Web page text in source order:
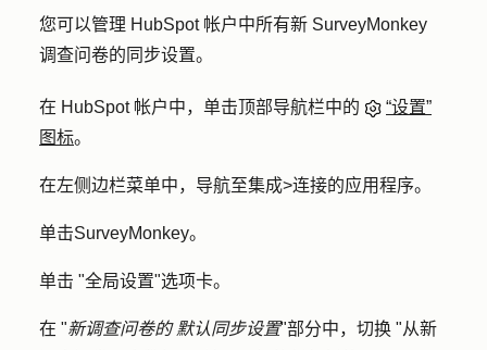
您可以管理 HubSpot 帐户中所有新 SurveyMonkey
调查问卷的同步设置。
在 HubSpot 帐户中，单击顶部导航栏中的
“设置”
图标。
在左侧边栏菜单中，导航至集成>连接的应用程序。
单击SurveyMonkey。
单击 "全局设置"选项卡。
在 "新调查问卷的 默认同步设置"部分中，切换 "从新